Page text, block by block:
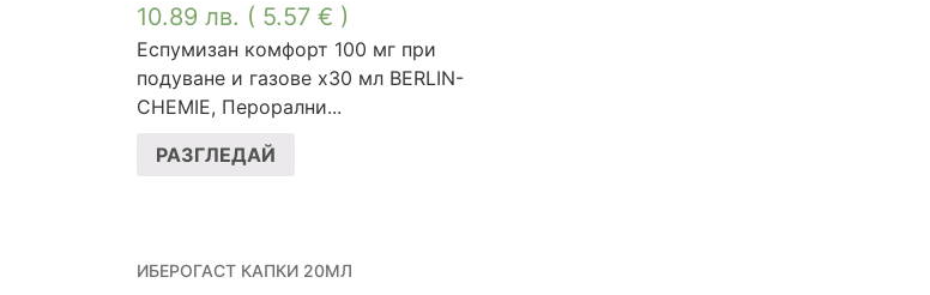
10.89 лв. ( 5.57 € )
Еспумизан комфорт 100 мг при
подуване и газове х30 мл BERLIN-
CHEMIE, Перорални...
РАЗГЛЕДАЙ
ИБЕРОГАСТ КАПКИ 20МЛ